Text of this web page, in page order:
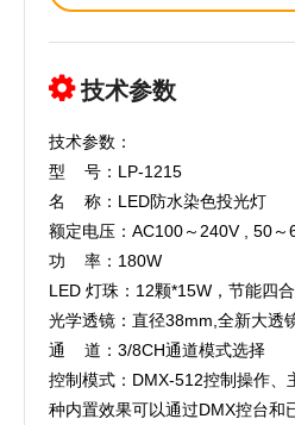
技术参数
技术参数：
型 号：LP-1215
名 称：LED防水染色投光灯
额定电压：AC100～240V , 50～
功 率：180W
LED 灯珠：12颗*15W，节能四
光学透镜：直径38mm,全新大透
通 道：3/8CH通道模式选择
控制模式：DMX-512控制操作、
种内置效果可以通过DMX控台和